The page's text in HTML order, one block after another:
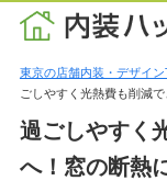
東京の店舗内装・デザイ
ごしやすく光熱費も削減
過ごしやすく
へ！窓の断熱